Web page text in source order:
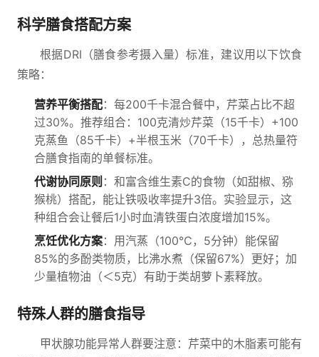
科学膳食搭配方案
根据DRI（膳食参考摄入量）标准，建议用以下饮食
策略：
营养平衡搭配：每200千卡混合餐中，芹菜占比不超
过30%。推荐组合：100克清炒芹菜（15千卡）+100
克蒸鱼（85千卡）+半根玉米（70千卡），总热量符
合膳食指南的单餐标准。
代谢协同原则 ：和富含维生素C的食物（如甜椒、猕
猴桃）搭配，能让铁吸收率提升3倍。实验显示，这
种组合会让餐后1小时血清铁蛋白浓度增加15%。
烹饪优化方案：用汽蒸（100℃，5分钟）能保留
85%的多酚类物质，比沸水煮（保留67%）更好；加
少量植物油（＜5克）有助于类胡萝卜素释放。
特殊人群的膳食指导
甲状腺功能异常人群要注意：芹菜中的木脂素可能有